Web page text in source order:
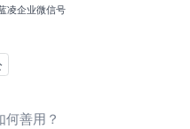
凌企业微信号
善用？